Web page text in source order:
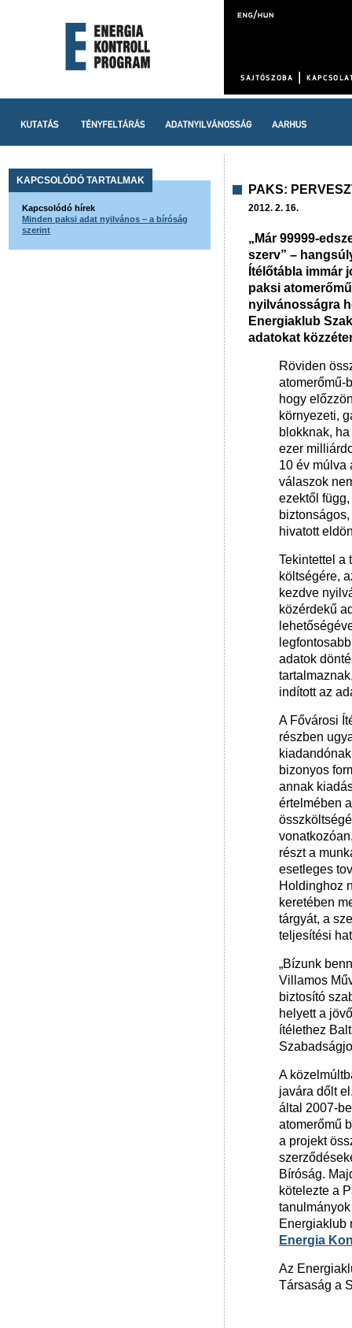
KAPCSOLÓDÓ TARTALMAK
Kapcsolódó hírek
Minden paksi adat nyilvános – a bíróság
szerint
PAKS:
2012. 2. 16.
„Már 99999-
szerv” –
Ítélőtábla immár
paksi
nyilvánosságra
Energiaklub
adatokat
Röviden
atomerőmű-
hogy
környezeti,
blokknak,
ezer
10 év múlva
válaszok
ezektől
hivatott
Tekintettel a
költségére,
kezdve
közérdekű
adatok
indított az
A Fővárosi
részben
bizonyos
annak
értelmében
részt a
esetleges
Holdinghoz
keretében
tárgyát, a
teljesítési
„Bízunk
Villamos
biztosító
helyett a
ítélethez
A
javára dőlt
által 2007-
atomerőmű
a projekt
Bíróság.
kötelezte a
Energiaklub
Energia
Az
Társaság a